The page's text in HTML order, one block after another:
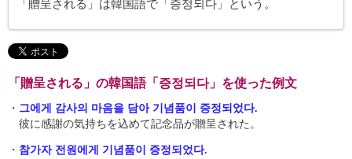
「贈呈される」は韓国語で「증정되다」という。
「贈呈される」の韓国語「증정되다」を使った例文
・ 그에게 감사의 마음을 담아 기념품이 증정되었다.
彼に感謝の気持ちを込めて記念品が贈呈された。
・ 참가자 전원에게 기념품이 증정되었다.